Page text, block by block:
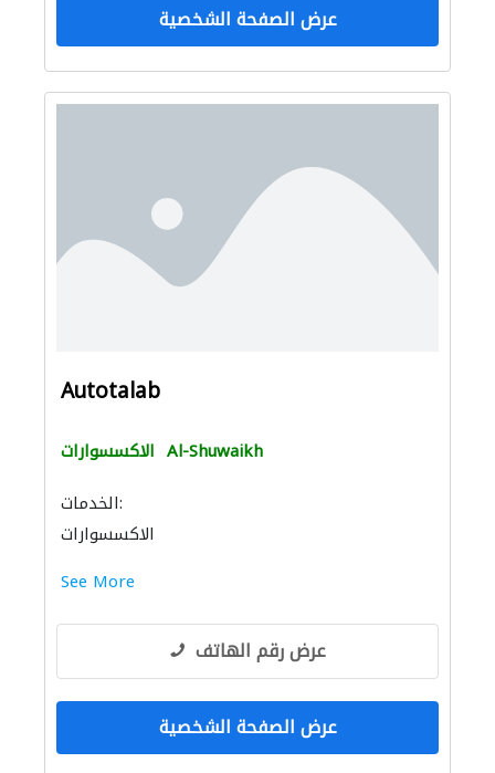
عرض الصفحة الشخصية
Autotalab
الاكسسوارات Al-Shuwaikh
الخدمات:
الاكسسوارات
See More
عرض رقم الهاتف
عرض الصفحة الشخصية